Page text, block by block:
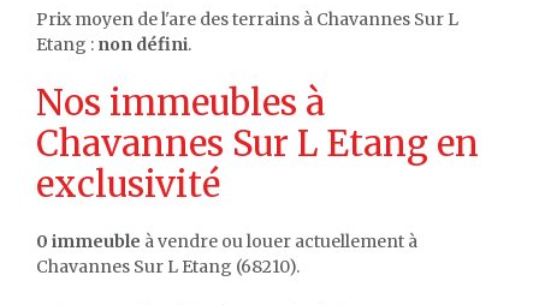
Prix moyen de l'are des terrains à Chavannes Sur L
Etang : non défini.
Nos immeubles à
Chavannes Sur L Etang en
exclusivité
0 immeuble à vendre ou louer actuellement à
Chavannes Sur L Etang (68210).